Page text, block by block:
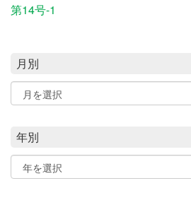
第14号-1
月別
年別